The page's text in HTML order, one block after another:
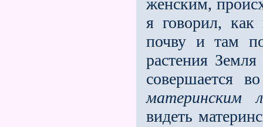
женским,
я говорил, как
почву и там
растения
совершается
материнским
видеть